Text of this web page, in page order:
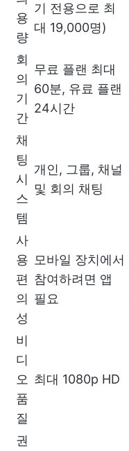
용
량
기 전용으로 최
대 19,000명)
회
의
기
간
무료 플랜 최대
60분, 유료 플랜
24시간
채
팅
시
스
템
개인, 그룹, 채널
및 회의 채팅
사
용
편
의
성
모바일 장치에서
참여하려면 앱
필요
비
디
오
품
질
최대 1080p HD
권